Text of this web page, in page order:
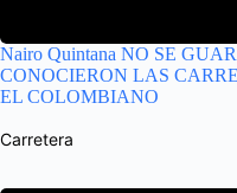
Nairo Quintana NO SE
CONOCIERON LAS
EL COLOMBIANO
Carretera